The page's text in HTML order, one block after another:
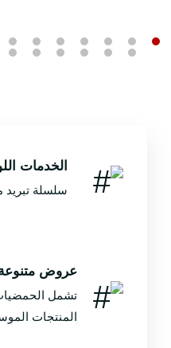
الخدمات
سلسلة تبريد
عروض
تشمل
المنتجات